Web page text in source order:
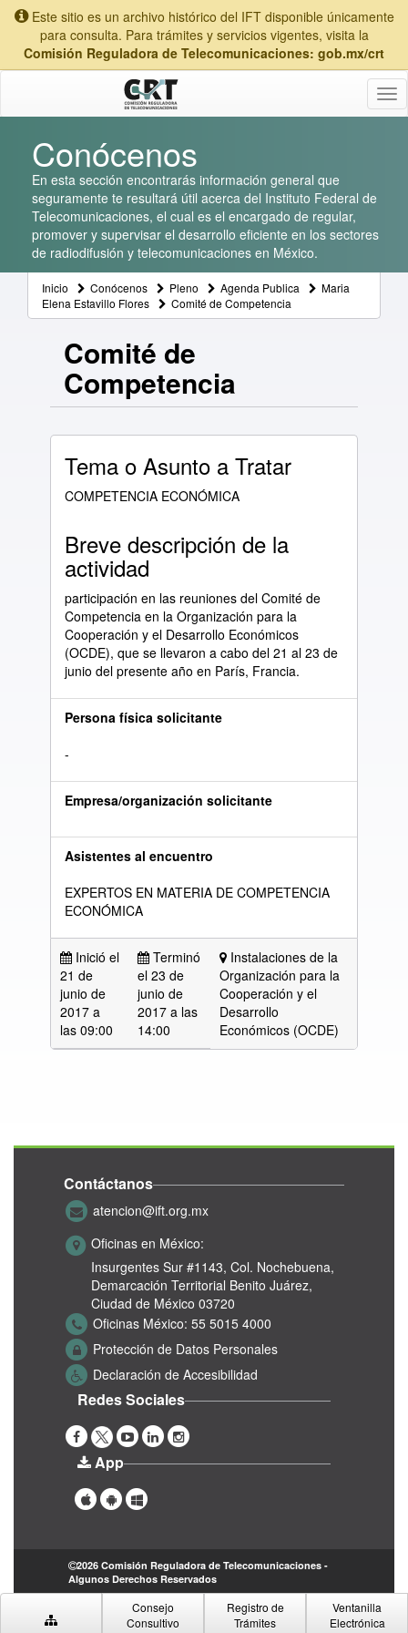
Este sitio es un archivo histórico del IFT disponible únicamente
para consulta. Para trámites y servicios vigentes, visita la
Comisión Reguladora de Telecomunicaciones: gob.mx/crt
Consejo
Consultivo
Registro de
Trámites
Ventanilla
Electrónica
Conócenos
En esta sección encontrarás información general que
seguramente te resultará útil acerca del Instituto Federal de
Telecomunicaciones, el cual es el encargado de regular,
promover y supervisar el desarrollo eficiente en los sectores
de radiodifusión y telecomunicaciones en México.
Inicio Conócenos Pleno Agenda Publica
Maria
Elena Estavillo Flores
Comité de Competencia
Comité de
Competencia
Tema o Asunto a Tratar
COMPETENCIA ECONÓMICA
Breve descripción de la
actividad
participación en las reuniones del Comité de
Competencia en la Organización para la
Cooperación y el Desarrollo Económicos
(OCDE), que se llevaron a cabo del 21 al 23 de
junio del presente año en París, Francia.
Persona física solicitante
-
Empresa/organización solicitante
Asistentes al encuentro
EXPERTOS EN MATERIA DE COMPETENCIA
ECONÓMICA
Inició el
21 de
junio de
2017 a
las 09:00
Terminó
el 23 de
junio de
2017 a las
14:00
Instalaciones de la
Organización para la
Cooperación y el
Desarrollo
Económicos (OCDE)
Contáctanos
atencion@ift.org.mx
Oficinas en México:
Insurgentes Sur #1143, Col. Nochebuena,
Demarcación Territorial Benito Juárez,
Ciudad de México 03720
Oficinas México: 55 5015 4000
Protección de Datos Personales
Declaración de Accesibilidad
Redes Sociales
App
2026 Comisión Reguladora de Telecomunicaciones -
Algunos Derechos Reservados